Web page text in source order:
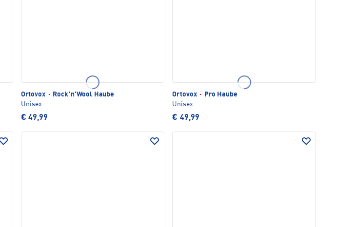
Ortovox ·
Rock'n'Wool Haube
Unisex
€ 49,99
Ortovox ·
Pro Haube
Unisex
€ 49,99